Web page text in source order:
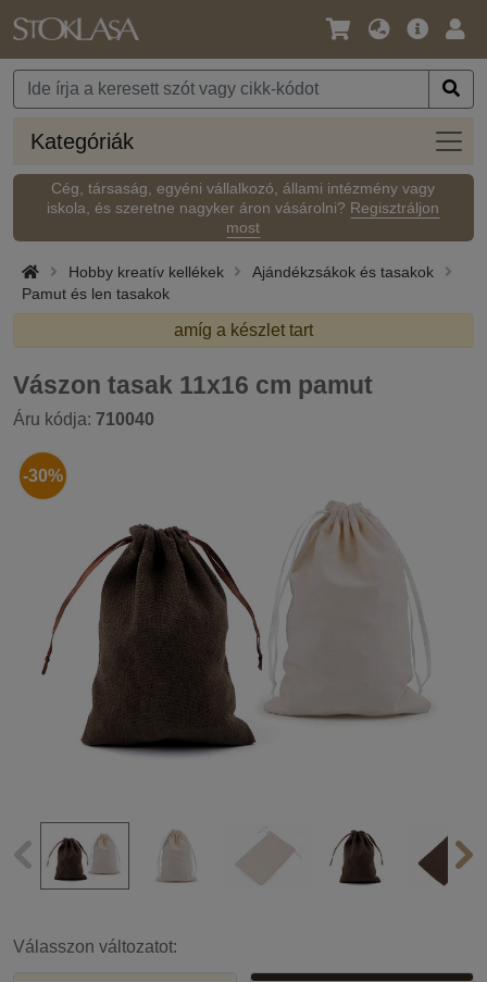
Nyelv
Pénznem
Fő
Kategóriák
Cég, társaság, egyéni vállalkozó, állami intézmény vagy
iskola, és szeretne nagyker áron vásárolni? Regisztráljon
most
Hobby kreatív kellékek
Ajándékzsákok és tasakok
Pamut és len tasakok
amíg a készlet tart
Vászon tasak 11x16 cm pamut
Áru kódja: 710040
-30%
Válasszon változatot: